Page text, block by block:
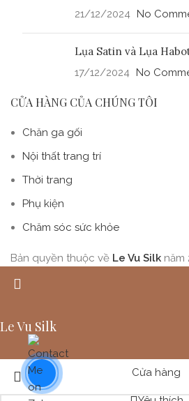
21/12/2024 No
Lụa Satin và Lụa
17/12/2024 No
CỬA HÀNG CỦA CHÚNG TÔI
Chăn ga gối
Nội thất trang trí
Thời trang
Phụ kiện
Chăm sóc sức khỏe
Bản quyền thuộc về Le Vu Silk năm
Le Vu Silk
Cửa hàng